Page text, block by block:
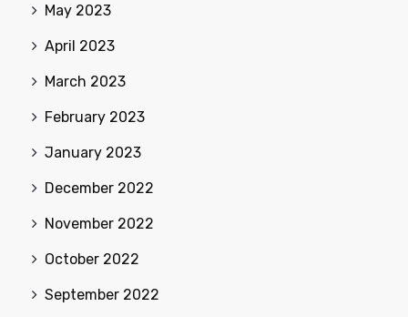
May 2023
April 2023
March 2023
February 2023
January 2023
December 2022
November 2022
October 2022
September 2022